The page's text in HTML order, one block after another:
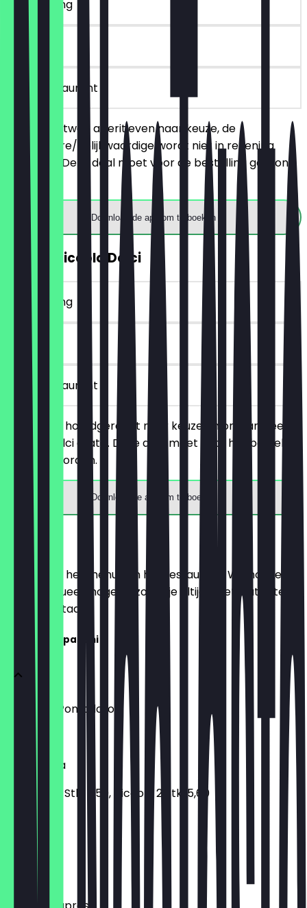
~€ 7 korting
6 dagen
in het restaurant
Je bestelt twee aperitieven naar keuze, de
goedkopere/gelijkwaardige wordt niet in rekening
gebracht. Deze deal moet voor de bestelling getoond
worden.
Download de app om te boeken
GRATIS Piccolo Dolci
~€ 5 korting
6 dagen
in het restaurant
Bestel een hoofdgerecht naar keuze en ontvang een
Piccolo Dolci gratis. Deze deal moet voor het bestellen
getoond worden.
Download de app om te boeken
Menu
Hier vind je het menu van het restaurant. We houden
het zo actueel mogelijk, zodat je altijd weet wat je te
wachten staat.
Antipasti e pastini
Crema di Pomodoro
€ 5,50
Bruschetta
normale 4 Stk. 7,50, piccolo 2 Stk. 5,60
€ 7,50
Pizza Pane
€ 8,75